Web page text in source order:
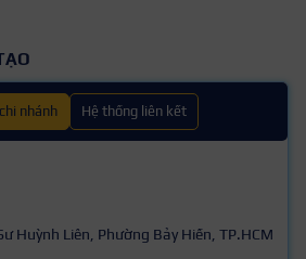
nhánh Hệ thống liên kết
Huỳnh Liên, Phường Bảy Hiền, TP.HCM